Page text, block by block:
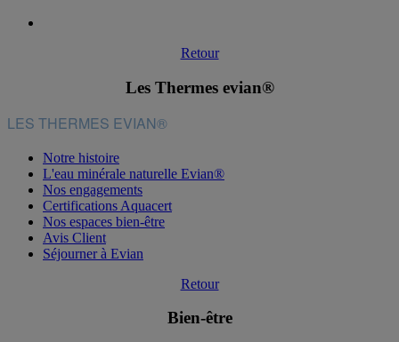
Retour
Les Thermes evian®
LES THERMES EVIAN®
Notre histoire
L'eau minérale naturelle Evian®
Nos engagements
Certifications Aquacert
Nos espaces bien-être
Avis Client
Séjourner à Evian
Retour
Bien-être